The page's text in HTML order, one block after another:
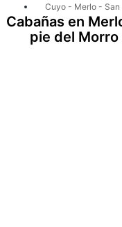
Cuyo - Merlo -
Cabañas en
pie del Morro